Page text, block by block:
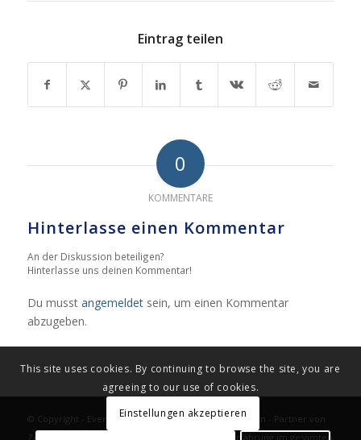
Eintrag teilen
0
KOMMENTARE
Hinterlasse einen Kommentar
An der Diskussion beteiligen?
Hinterlasse uns deinen Kommentar!
Du musst angemeldetsein, um einen Kommentar
abzugeben.
© Copyright - Eventausstattung Zeltverleih Oberbayern - Partner von
Zeltverleih Bayern - Marktführer mit 49 Jahren Erfahrung im gesamten
This site uses cookies. By continuing to browse the site, you are
agreeing to our use of cookies.
Einstellungen akzeptieren